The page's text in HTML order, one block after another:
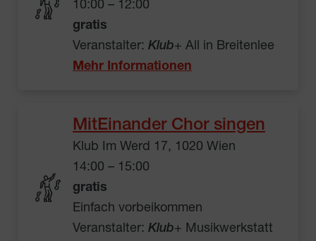
10:00 – 12:00
gratis
Veranstalter: Klub+ All in Breitenlee
Mehr Informationen
MitEinander Chor singen
Klub Im Werd 17, 1020 Wien
14:00 – 15:00
gratis
Einfach vorbeikommen
Veranstalter: Klub+ Musikwerkstatt